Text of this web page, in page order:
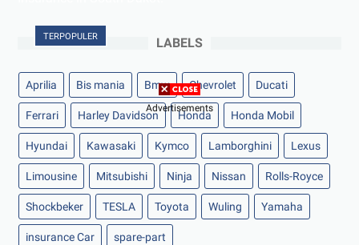
TERPOPULER LABELS
Aprilia Bis mania Bmw Chevrolet Ducati
Ferrari Harley Davidson Honda Honda Mobil
Hyundai Kawasaki Kymco Lamborghini Lexus
Limousine Mitsubishi Ninja Nissan Rolls-Royce
Shockbeker TESLA Toyota Wuling Yamaha
insurance Car spare-part
Advertisements